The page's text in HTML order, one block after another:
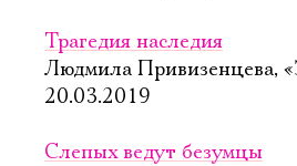
Трагедия наследия
Людмила Привизенцева,
20.03.2019
Слепых ведут безумцы